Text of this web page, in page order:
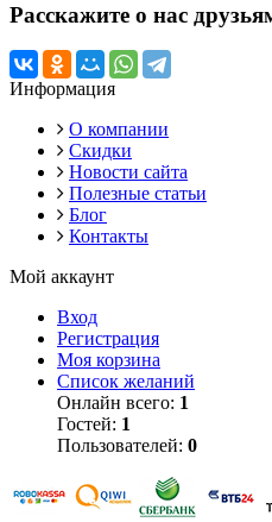
Расскажите о нас
Информация
О компании
Скидки
Новости сайта
Полезные статьи
Блог
Контакты
Мой аккаунт
Вход
Регистрация
Моя корзина
Список желаний
Онлайн всего: 1
Гостей: 1
Пользователей: 0